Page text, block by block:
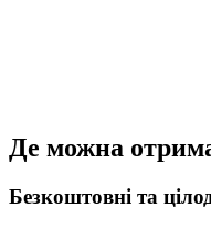
Де можна
Безкоштовні та